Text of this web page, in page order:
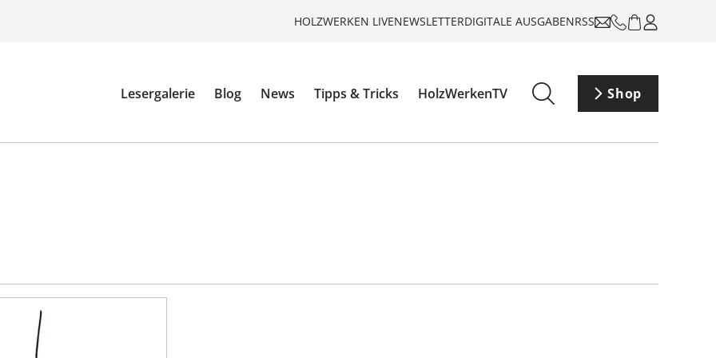
HOLZWERKEN LIVENEWSLETTERDIGITALE AUSGABENRSS
Lesergalerie Blog News Tipps & Tricks HolzWerkenTV Shop